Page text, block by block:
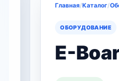
Главная/Каталог/
ОБОРУДОВАНИЕ
E-